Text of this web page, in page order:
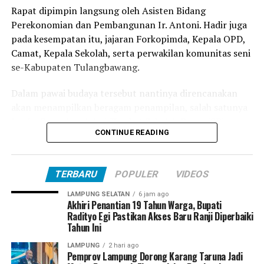
dan Umrah Tuba Lepas 224 Jamaah Haji Kloter 16 JKG
Rapat dipimpin langsung oleh Asisten Bidang
Perekonomian dan Pembangunan Ir. Antoni. Hadir juga
pada kesempatan itu, jajaran Forkopimda, Kepala OPD,
Camat, Kepala Sekolah, serta perwakilan komunitas seni
se-Kabupaten Tulangbawang.
Dalam pawai budaya tersebut nantinya direncanakan
lomba Drum band dari Tingkat Sekolah Dasar (SD),
Sekolah Menengah Pertama (SMP) dan Sekolah
Dalam rapat tersebut, Kepala Dinas Pendidikan
Kabupaten Tulangbawang menyampaikan bahwa salah
satu agenda utama adalah pawai dramband yang akan
dilaksanakan di Kota Menggala Rute Tangga Raja –
Aspol Menggala.
“Untuk peserta dramband kita libatkan total 16 grup.
CONTINUE READING
TERBARU POPULER VIDEOS
LAMPUNG SELATAN 6 jam ago
Akhiri Penantian 19 Tahun Warga, Bupati
Radityo Egi Pastikan Akses Baru Ranji Diperbaiki
Tahun Ini
LAMPUNG 2 hari ago
Pemprov Lampung Dorong Karang Taruna Jadi